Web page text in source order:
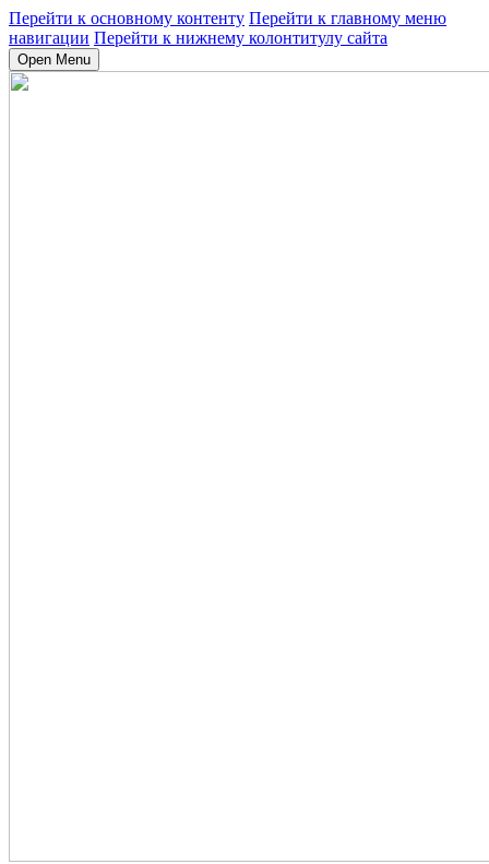
Перейти к основному контенту Перейти к главному меню
навигации Перейти к нижнему колонтитулу сайта
Open Menu